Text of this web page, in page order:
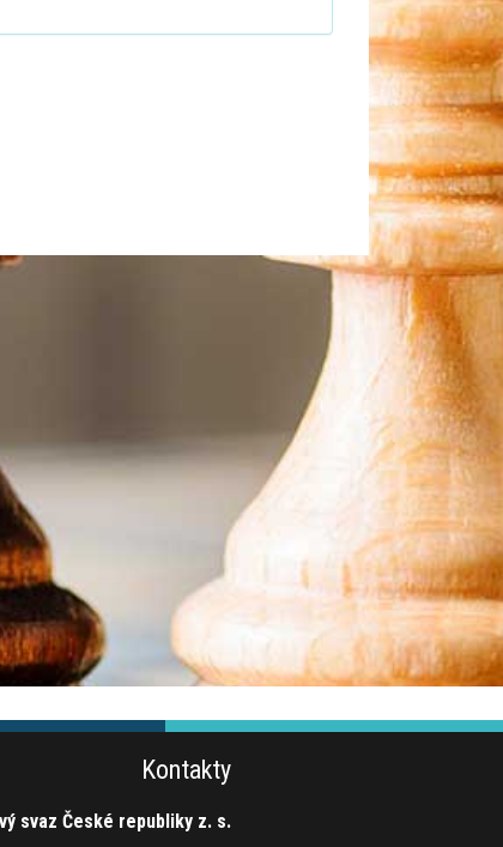
Kontakty
svaz České republiky z. s.